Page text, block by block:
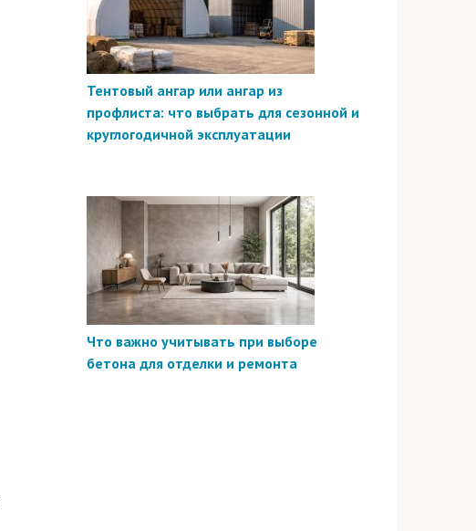
Тентовый ангар или ангар из
профлиста: что выбрать для сезонной и
круглогодичной эксплуатации
Что важно учитывать при выборе
бетона для отделки и ремонта